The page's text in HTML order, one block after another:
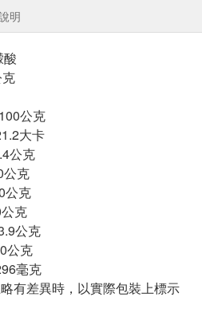
明
酸
公克
大卡
公克
公克
公克
克
公克
公克
毫克
有差異時，以實際包裝上標示